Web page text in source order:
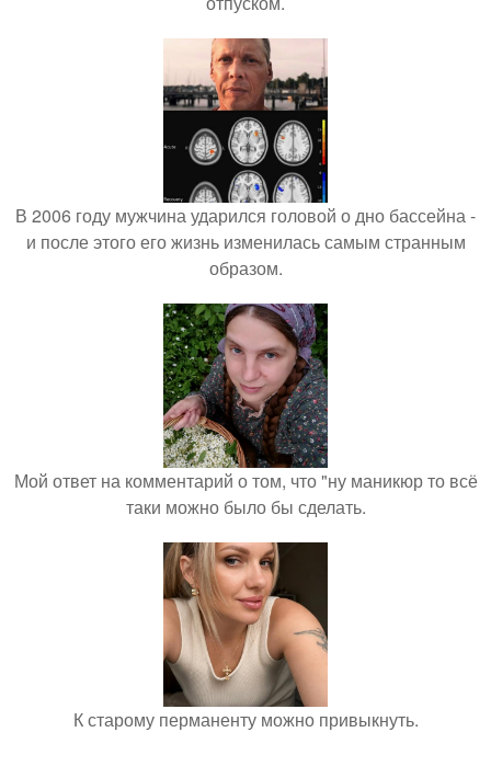
В 2006 году мужчина ударился головой о дно бассейна -
и после этого его жизнь изменилась самым странным
образом.
Мой ответ на комментарий о том, что "ну маникюр то всё
таки можно было бы сделать.
К старому перманенту можно привыкнуть.